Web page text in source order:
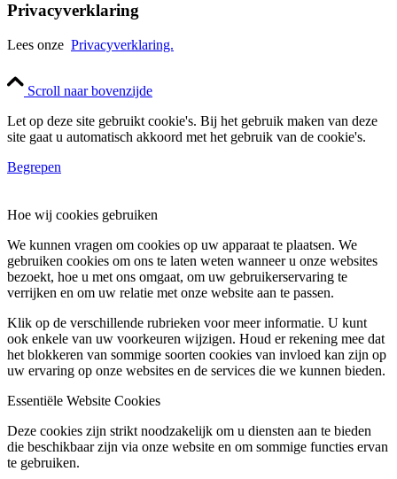
Privacyverklaring
Lees onze Privacyverklaring.
Scroll naar bovenzijde
Let op deze site gebruikt cookie's. Bij het gebruik maken van deze
site gaat u automatisch akkoord met het gebruik van de cookie's.
Begrepen
Hoe wij cookies gebruiken
We kunnen vragen om cookies op uw apparaat te plaatsen. We
gebruiken cookies om ons te laten weten wanneer u onze websites
bezoekt, hoe u met ons omgaat, om uw gebruikerservaring te
verrijken en om uw relatie met onze website aan te passen.
Klik op de verschillende rubrieken voor meer informatie. U kunt
ook enkele van uw voorkeuren wijzigen. Houd er rekening mee dat
het blokkeren van sommige soorten cookies van invloed kan zijn op
uw ervaring op onze websites en de services die we kunnen bieden.
Essentiële Website Cookies
Deze cookies zijn strikt noodzakelijk om u diensten aan te bieden
die beschikbaar zijn via onze website en om sommige functies ervan
te gebruiken.